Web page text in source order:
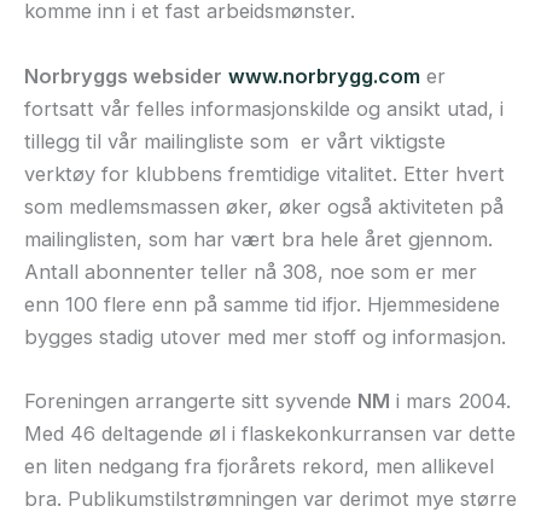
komme inn i et fast arbeidsmønster.
Norbryggs websider www.norbrygg.com er
fortsatt vår felles informasjonskilde og ansikt utad, i
tillegg til vår mailingliste som er vårt viktigste
verktøy for klubbens fremtidige vitalitet. Etter hvert
som medlemsmassen øker, øker også aktiviteten på
mailinglisten, som har vært bra hele året gjennom.
Antall abonnenter teller nå 308, noe som er mer
enn 100 flere enn på samme tid ifjor. Hjemmesidene
bygges stadig utover med mer stoff og informasjon.
Foreningen arrangerte sitt syvende NM i mars 2004.
Med 46 deltagende øl i flaskekonkurransen var dette
en liten nedgang fra fjorårets rekord, men allikevel
bra. Publikumstilstrømningen var derimot mye større